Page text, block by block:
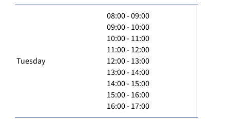
Tuesday
08:00 - 09:00
09:00 - 10:00
10:00 - 11:00
11:00 - 12:00
12:00 - 13:00
13:00 - 14:00
14:00 - 15:00
15:00 - 16:00
16:00 - 17:00